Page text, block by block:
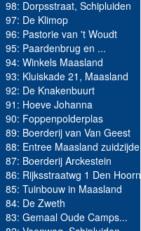
98: Dorpsstraat, Schipluiden
97: De Klimop
96: Pastorie van 't Woudt
95: Paardenbrug en ...
94: Winkels Maasland
93: Kluiskade 21, Maasland
92: De Knakenbuurt
91: Hoeve Johanna
90: Foppenpolderplas
89: Boerderij van Van Geest
88: Entree Maasland zuidzijde
87: Boerderij Arckestein
86: Rijksstraatwg 1 Den Hoorn
85: Tuinbouw in Maasland
84: De Zweth
83: Gemaal Oude Camps...